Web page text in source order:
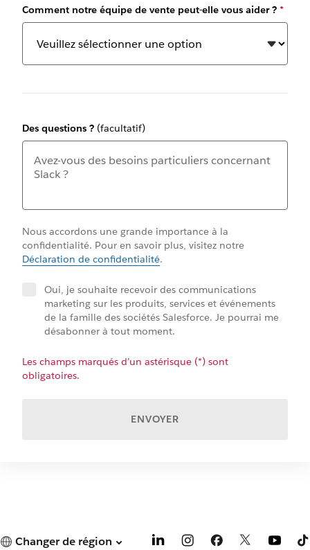
Comment notre équipe de vente peut-elle vous aider ? *
Des questions ? (facultatif)
Nous accordons une grande importance à la
confidentialité. Pour en savoir plus, visitez notre
Déclaration de confidentialité.
Oui, je souhaite recevoir des communications
marketing sur les produits, services et événements
de la famille des sociétés Salesforce. Je pourrai me
désabonner à tout moment.
Les champs marqués d’un astérisque (*) sont
obligatoires.
ENVOYER
Changer de région